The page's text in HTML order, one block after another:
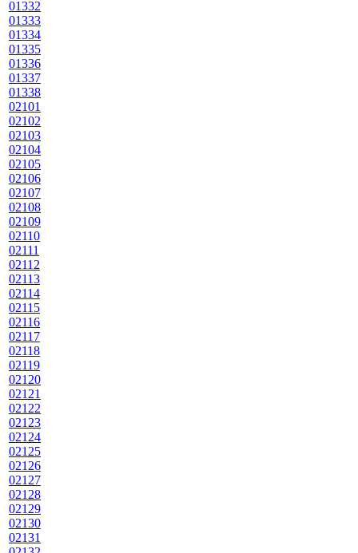
01332
01333
01334
01335
01336
01337
01338
02101
02102
02103
02104
02105
02106
02107
02108
02109
02110
02111
02112
02113
02114
02115
02116
02117
02118
02119
02120
02121
02122
02123
02124
02125
02126
02127
02128
02129
02130
02131